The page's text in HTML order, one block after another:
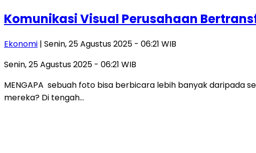
Komunikasi Visual Perusahaan
Ekonomi | Senin, 25 Agustus 2025 - 06:21 WIB
Senin, 25 Agustus 2025 - 06:21 WIB
MENGAPA sebuah foto bisa berbicara lebih banyak daripada
mereka? Di tengah…